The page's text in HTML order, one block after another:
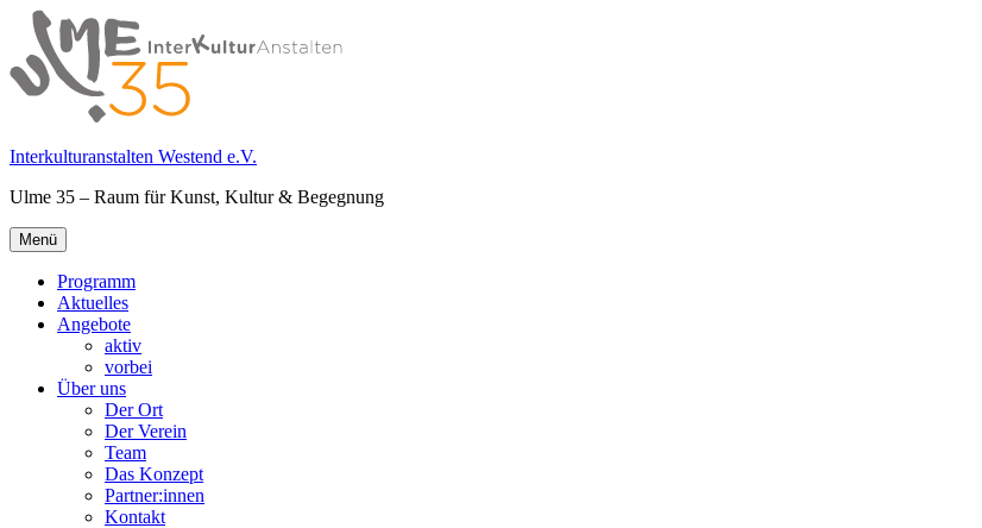
Springe
zum
Inhalt
Interkulturanstalten Westend e.V.
Ulme 35 – Raum für Kunst, Kultur & Begegnung
Primäres
Menü
Menü
Programm
Aktuelles
Angebote
aktiv
vorbei
Über uns
Der Ort
Der Verein
Team
Das Konzept
Partner:innen
Kontakt